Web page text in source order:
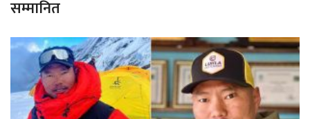
सम्मानित